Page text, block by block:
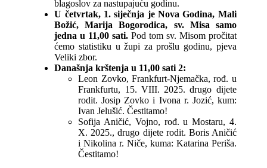
blagoslov za nastupajuću godinu.
U četvrtak, 1. siječnja je Nova Godina, Mali
Božić, Marija Bogorodica, sv. Misa samo
jedna u 11,00 sati. Pod tom sv. Misom pročitat
ćemo statistiku u župi za prošlu godinu, pjeva
Veliki zbor.
Današnja krštenja u 11,00 sati 2:
Leon Zovko, Frankfurt-Njemačka, rođ. u
Frankfurtu, 15. VIII. 2025. drugo dijete
rodit. Josip Zovko i Ivona r. Jozić, kum:
Ivan Jelušić. Čestitamo!
Sofija Aničić, Vojno, rođ. u Mostaru, 4.
X. 2025., drugo dijete rodit. Boris Aničić
i Nikolina r. Niče, kuma: Katarina Periša.
Čestitamo!